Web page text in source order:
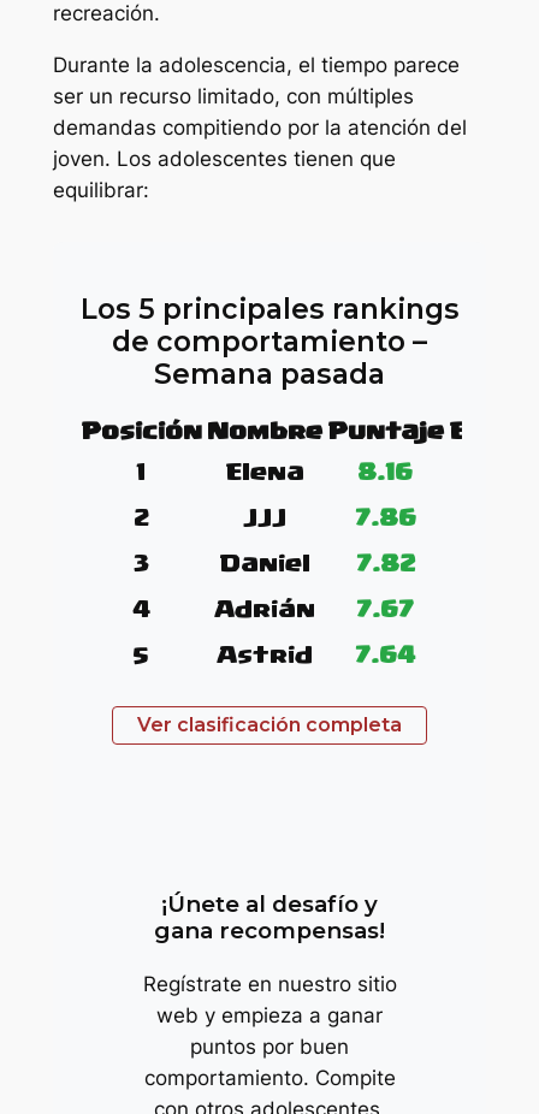
recreación.
Durante la adolescencia, el tiempo parece
ser un recurso limitado, con múltiples
demandas compitiendo por la atención del
joven. Los adolescentes tienen que
equilibrar:
Los 5 principales rankings
de comportamiento –
Semana pasada
Posición Nombre Puntaje
1
Elena 8.16
2 JJJ 7.86
3 Daniel 7.82
4 Adrián 7.67
5 Astrid 7.64
Ver clasificación completa
¡Únete al desafío y
gana recompensas!
Regístrate en nuestro sitio
web y empieza a ganar
puntos por buen
comportamiento. Compite